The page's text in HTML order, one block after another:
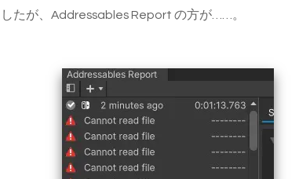
たが、Addressables Report の方が……。